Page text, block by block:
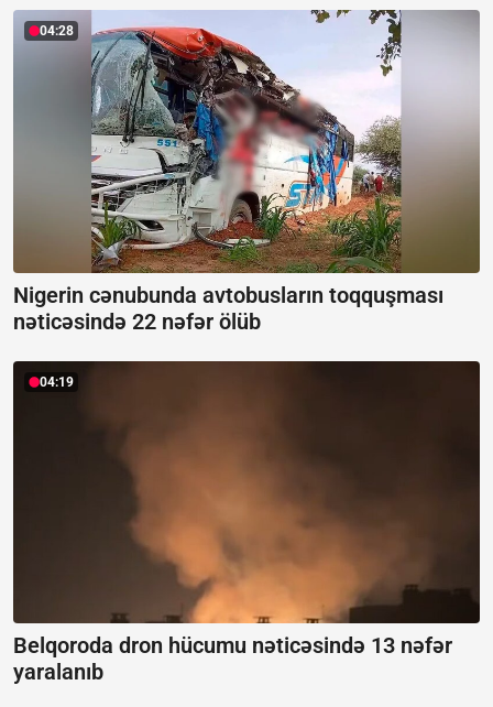
04:28
Nigerin cənubunda avtobusların toqquşması
nəticəsində 22 nəfər ölüb
04:19
Belqoroda dron hücumu nəticəsində 13 nəfər
yaralanıb